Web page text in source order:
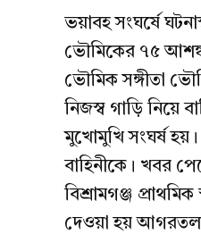
ভয়াবহ সংঘর্ষে
ভৌমিকের ৭৫
ভৌমিক সঙ্গীতা
নিজস্ব গাড়ি নিয়ে
মুখোমুখি সংঘর্ষ
বাহিনীকে। খবর
বিশ্রামগঞ্জ প্রাথমিক
দেওয়া হয় আগরতলা